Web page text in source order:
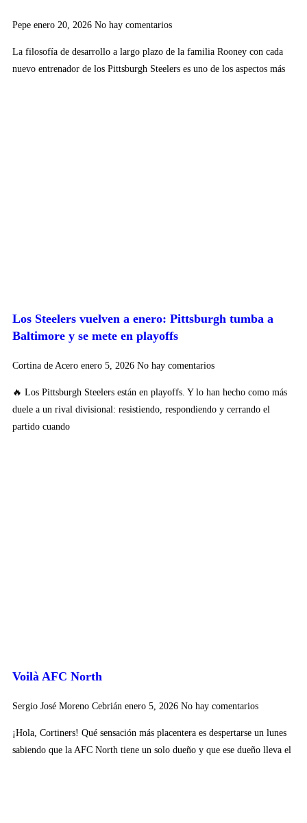
Pepe enero 20, 2026 No hay comentarios
La filosofía de desarrollo a largo plazo de la familia Rooney con cada
nuevo entrenador de los Pittsburgh Steelers es uno de los aspectos más
Los Steelers vuelven a enero: Pittsburgh tumba a
Baltimore y se mete en playoffs
Cortina de Acero enero 5, 2026 No hay comentarios
🔥 Los Pittsburgh Steelers están en playoffs. Y lo han hecho como más
duele a un rival divisional: resistiendo, respondiendo y cerrando el
partido cuando
Voilà AFC North
Sergio José Moreno Cebrián enero 5, 2026 No hay comentarios
¡Hola, Cortiners! Qué sensación más placentera es despertarse un lunes
sabiendo que la AFC North tiene un solo dueño y que ese dueño lleva el